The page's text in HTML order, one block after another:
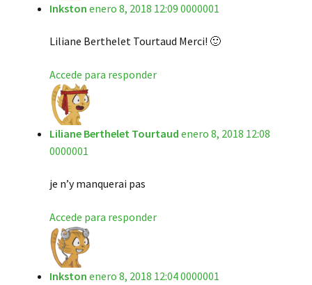
Inkston enero 8, 2018 12:09 0000001
Liliane Berthelet Tourtaud Merci! 🙂
Accede para responder
Liliane Berthelet Tourtaud enero 8, 2018 12:08
0000001
je n’y manquerai pas
Accede para responder
Inkston enero 8, 2018 12:04 0000001